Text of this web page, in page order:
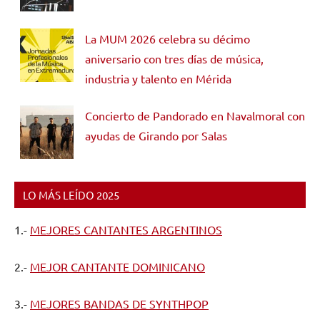
La MUM 2026 celebra su décimo
aniversario con tres días de música,
industria y talento en Mérida
Concierto de Pandorado en Navalmoral con
ayudas de Girando por Salas
LO MÁS LEÍDO 2025
1.- MEJORES CANTANTES ARGENTINOS
2.- MEJOR CANTANTE DOMINICANO
3.- MEJORES BANDAS DE SYNTHPOP